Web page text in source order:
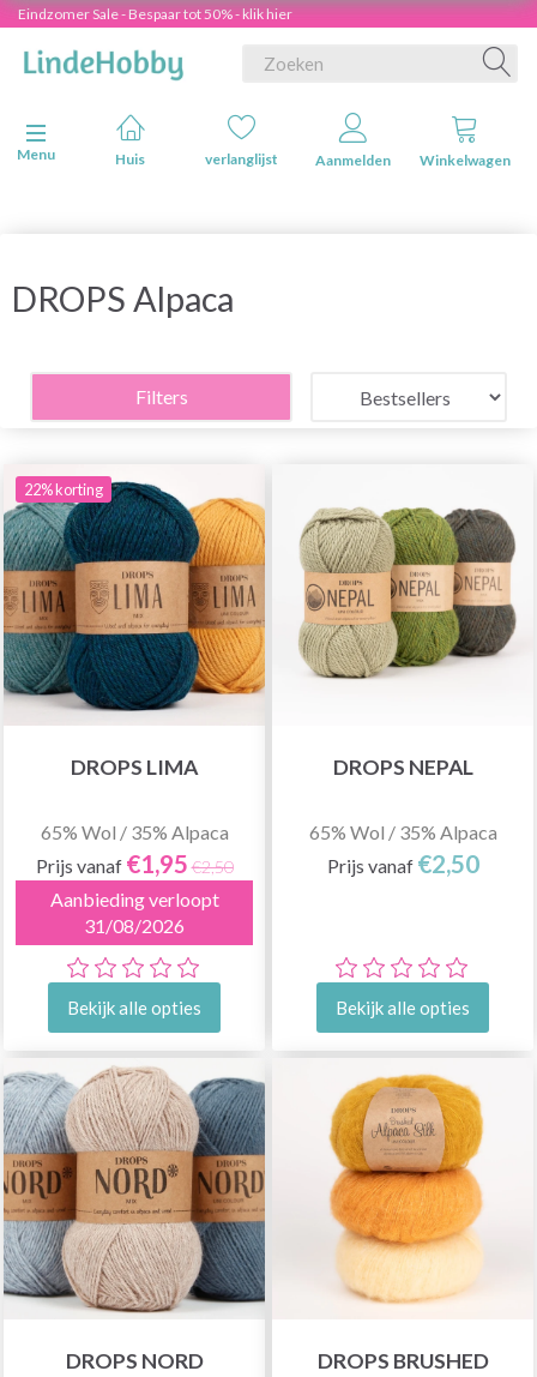
Eindzomer Sale - Bespaar tot 50% - klik hier
Navigatie in-/uitschakelen
Menu
Huis verlanglijst Aanmelden Winkelwagen
DROPS Alpaca
Filters
22% korting
DROPS LIMA
65% Wol / 35% Alpaca
Prijs vanaf €1,95 €2,50
Aanbieding verloopt
31/08/2026
Bekijk alle opties
DROPS NEPAL
65% Wol / 35% Alpaca
Prijs vanaf €2,50
Bekijk alle opties
DROPS NORD
DROPS BRUSHED